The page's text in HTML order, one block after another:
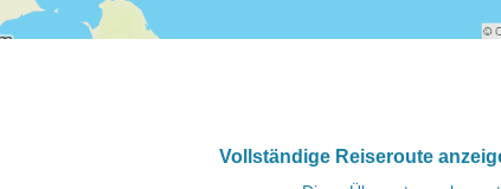
Vollständige Reiseroute